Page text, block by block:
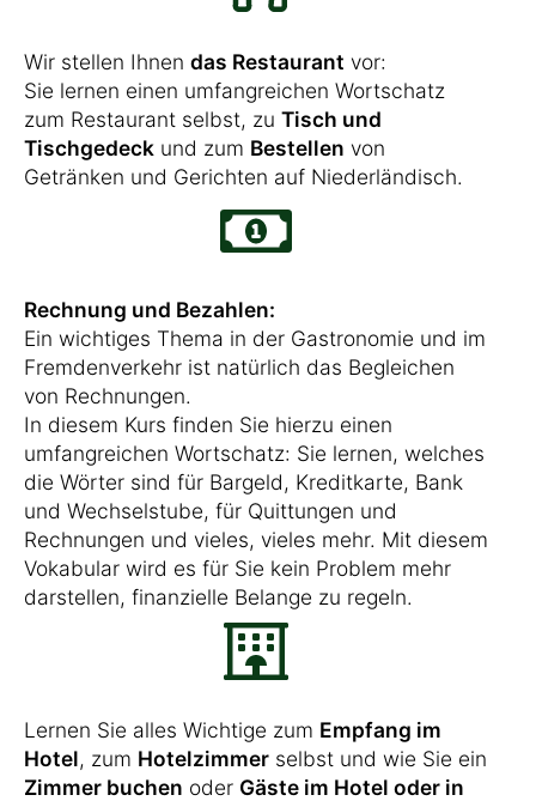
Wir stellen Ihnen das Restaurant vor:
Sie lernen einen umfangreichen Wortschatz
zum Restaurant selbst, zu Tisch und
Tischgedeck und zum Bestellen von
Getränken und Gerichten auf Niederländisch.
Rechnung und Bezahlen:
Ein wichtiges Thema in der Gastronomie und im
Fremdenverkehr ist natürlich das Begleichen
von Rechnungen.
In diesem Kurs finden Sie hierzu einen
umfangreichen Wortschatz: Sie lernen, welches
die Wörter sind für Bargeld, Kreditkarte, Bank
und Wechselstube, für Quittungen und
Rechnungen und vieles, vieles mehr. Mit diesem
Vokabular wird es für Sie kein Problem mehr
darstellen, finanzielle Belange zu regeln.
Lernen Sie alles Wichtige zum Empfang im
Hotel, zum Hotelzimmer selbst und wie Sie ein
Zimmer buchen oder Gäste im Hotel oder in